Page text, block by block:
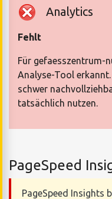
Analytics
Fehlt
Für gefaesszentrum-
Analyse-Tool
schwer
tatsächlich nutzen.
PageSpeed
PageSpeed Insights